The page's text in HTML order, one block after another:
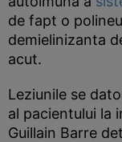
de fapt o
demielinizanta
acut.
Leziunile se
al pacientului la
Guillain Barre